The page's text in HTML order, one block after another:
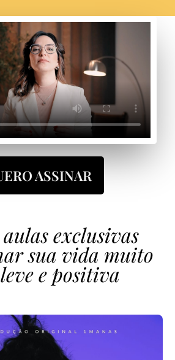
ASSINAR
exclusivas
sua vida muito
e positiva